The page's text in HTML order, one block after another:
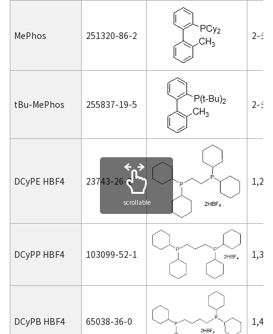
MePhos 251320-86-2 2-ジ
tBu-MePhos 255837-19-5 2-ジ-
DCyPE HBF4 23743-26-2 1,2-
DCyPP HBF4 103099-52-1 1,3-
DCyPB HBF4 65038-36-0 1,4-
scrollable